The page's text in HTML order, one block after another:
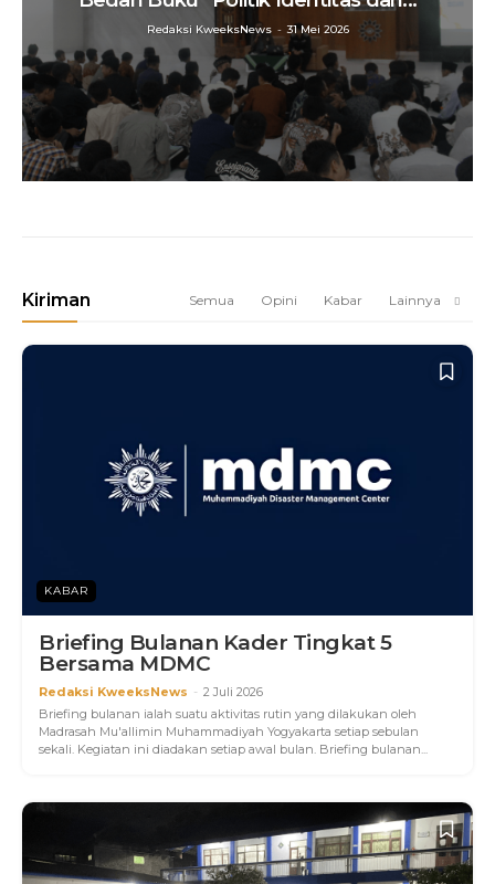
Redaksi KweeksNews - 31 Mei 2026
Kiriman Semua Opini Kabar Lainnya
KABAR
Briefing Bulanan Kader Tingkat 5
Bersama MDMC
Redaksi KweeksNews - 2 Juli 2026
Briefing bulanan ialah suatu aktivitas rutin yang dilakukan oleh
Madrasah Mu'allimin Muhammadiyah Yogyakarta setiap sebulan
sekali. Kegiatan ini diadakan setiap awal bulan. Briefing bulanan...